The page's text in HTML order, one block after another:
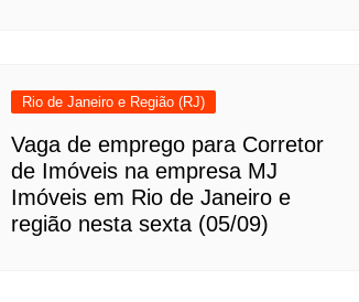
Rio de Janeiro e Região (RJ)
Vaga de emprego para Corretor
de Imóveis na empresa MJ
Imóveis em Rio de Janeiro e
região nesta sexta (05/09)